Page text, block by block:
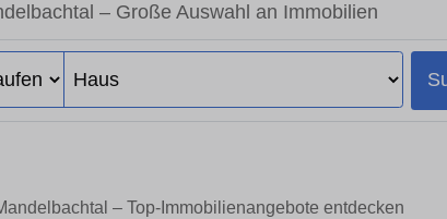
– Große Auswahl an Immobilien
– Top-Immobilienangebote entdecken